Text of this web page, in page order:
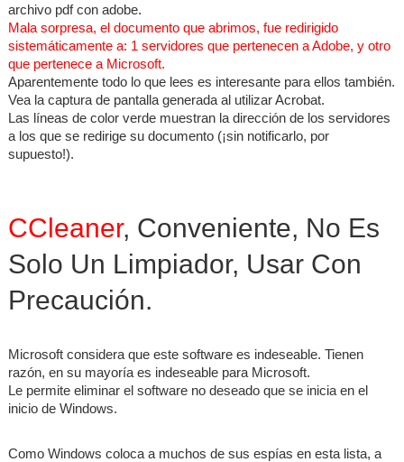
archivo pdf con adobe.
Mala sorpresa, el documento que abrimos, fue redirigido
sistemáticamente a: 1 servidores que pertenecen a Adobe, y otro
que pertenece a Microsoft.
Aparentemente todo lo que lees es interesante para ellos también.
Vea la captura de pantalla generada al utilizar Acrobat.
Las líneas de color verde muestran la dirección de los servidores
a los que se redirige su documento (¡sin notificarlo, por
supuesto!).
CCleaner, Conveniente, No Es
Solo Un Limpiador, Usar Con
Precaución.
Microsoft considera que este software es indeseable. Tienen
razón, en su mayoría es indeseable para Microsoft.
Le permite eliminar el software no deseado que se inicia en el
inicio de Windows.
Como Windows coloca a muchos de sus espías en esta lista, a